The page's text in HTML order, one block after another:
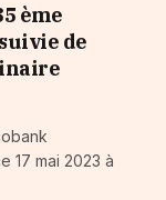
ème
de
17 mai 2023 à